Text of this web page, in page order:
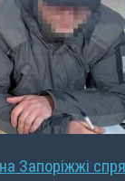
Запоріжжі